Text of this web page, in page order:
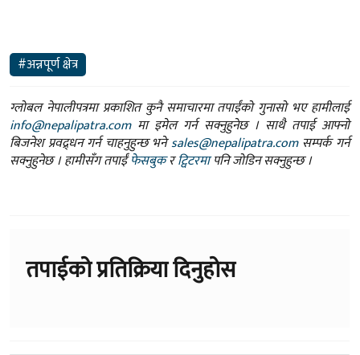
#अन्नपूर्ण क्षेत्र
ग्लोबल नेपालीपत्रमा प्रकाशित कुनै समाचारमा तपाईंको गुनासो भए हामीलाई
info@nepalipatra.comमा इमेल गर्न सक्नुहुनेछ । साथै तपाई आफ्नो
बिजनेश प्रवद्र्धन गर्न चाहनुहुन्छ भनेsales@nepalipatra.comसम्पर्क गर्न
सक्नुहुनेछ । हामीसँग तपाईंफेसबुकरट्विटरमापनि जोडिन सक्नुहुन्छ ।
तपाईको प्रतिक्रिया दिनुहोस